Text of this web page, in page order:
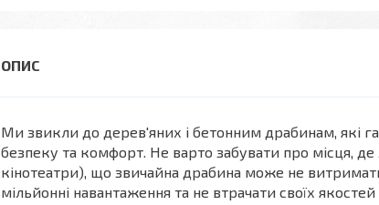
Ми звикли до дерев'яних і бетонним драбинам, які
безпеку та комфорт. Не варто забувати про місця,
кінотеатри), що звичайна драбина може не
мільйонні навантаження та не втрачати своїх